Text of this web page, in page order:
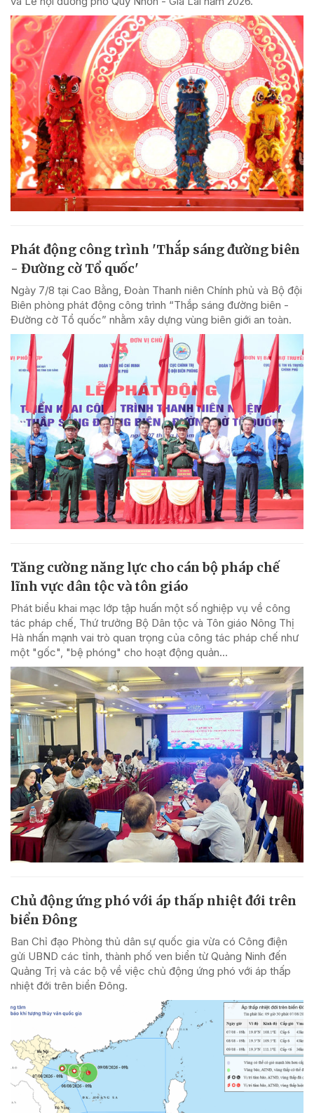
Phát động công trình 'Thắp sáng đường biên
- Đường cờ Tổ quốc'
Ngày 7/8 tại Cao Bằng, Đoàn Thanh niên Chính phủ và Bộ đội
Biên phòng phát động công trình “Thắp sáng đường biên -
Đường cờ Tổ quốc” nhằm xây dựng vùng biên giới an toàn.
Tăng cường năng lực cho cán bộ pháp chế
lĩnh vực dân tộc và tôn giáo
Phát biểu khai mạc lớp tập huấn một số nghiệp vụ về công
tác pháp chế, Thứ trưởng Bộ Dân tộc và Tôn giáo Nông Thị
Hà nhấn mạnh vai trò quan trọng của công tác pháp chế như
một "gốc", "bệ phóng" cho hoạt động quản...
Chủ động ứng phó với áp thấp nhiệt đới trên
biển Đông
Ban Chỉ đạo Phòng thủ dân sự quốc gia vừa có Công điện
gửi UBND các tỉnh, thành phố ven biển từ Quảng Ninh đến
Quảng Trị và các bộ về việc chủ động ứng phó với áp thấp
nhiệt đới trên biển Đông.